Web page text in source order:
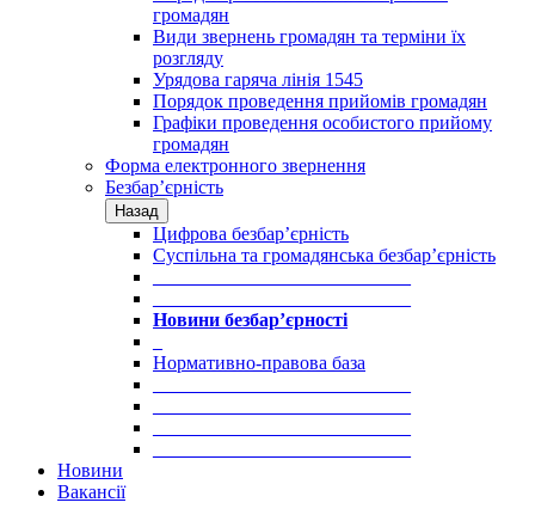
громадян
Види звернень громадян та терміни їх
розгляду
Урядова гаряча лінія 1545
Порядок проведення прийомів громадян
Графіки проведення особистого прийому
громадян
Форма електронного звернення
Безбар’єрність
Назад
Цифрова безбар’єрність
Суспільна та громадянська безбар’єрність
Новини безбар’єрності
Нормативно-правова база
Новини
Вакансії